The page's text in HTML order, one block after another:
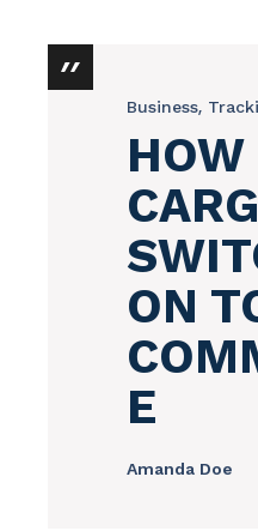
Business
HOW
ON
E
Amanda Doe